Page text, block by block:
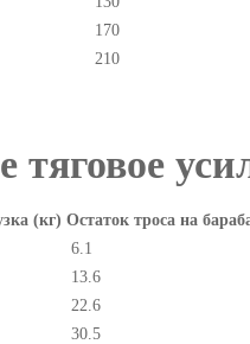
170
210
(кг) Остаток троса на
6.1
13.6
22.6
30.5